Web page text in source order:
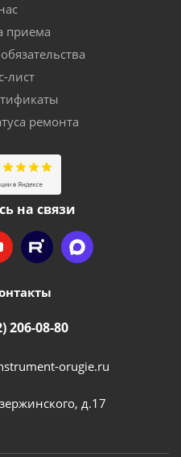
приема
лист
ремонта
на связи
206-08-80
orugie.ru
д.17